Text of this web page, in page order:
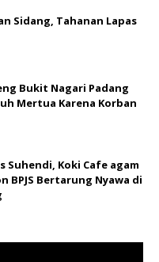
Sidang, Tahanan Lapas
Bukit Nagari Padang
Mertua Karena Korban
Suhendi, Koki Cafe agam
BPJS Bertarung Nyawa di